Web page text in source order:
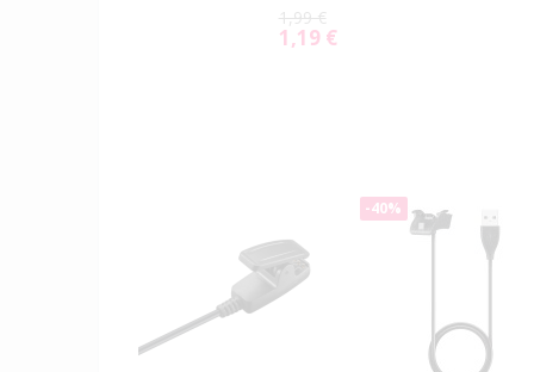
1,99 €
Special
1,19 €
-40%